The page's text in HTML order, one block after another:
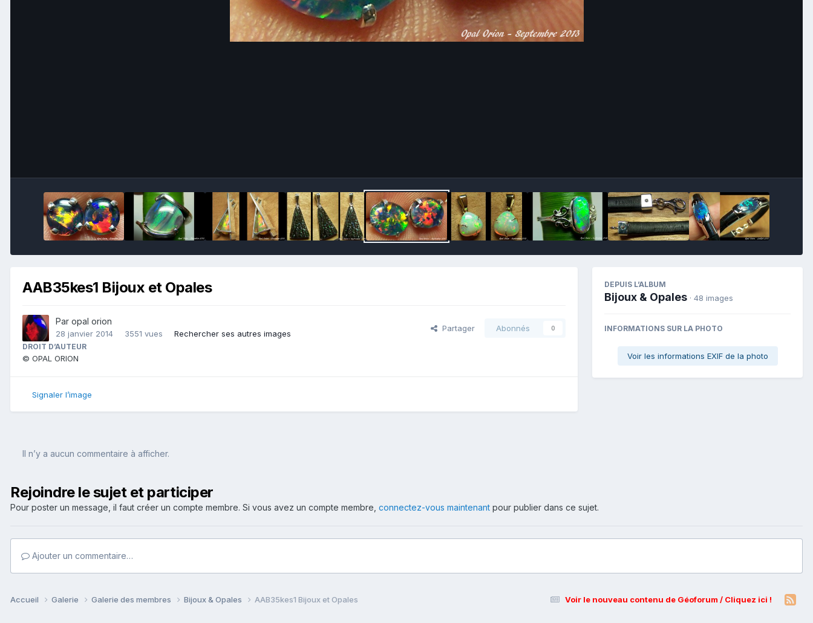
AAB35kes1 Bijoux et Opales
Par opal orion
28 janvier 2014 3551 vues Rechercher ses autres images
Partager Abonnés 0
DROIT D’AUTEUR
© OPAL ORION
Signaler l’image
DEPUIS L’ALBUM
Bijoux & Opales · 48 images
INFORMATIONS SUR LA PHOTO
Voir les informations EXIF de la photo
Il n’y a aucun commentaire à afficher.
Rejoindre le sujet et participer
Pour poster un message, il faut créer un compte membre. Si vous avez un compte membre, connectez-vous maintenant pour publier dans ce sujet.
Ajouter un commentaire…
Voir le nouveau contenu de Géoforum / Cliquez ici !
Accueil Galerie Galerie des membres Bijoux & Opales AAB35kes1 Bijoux et Opales